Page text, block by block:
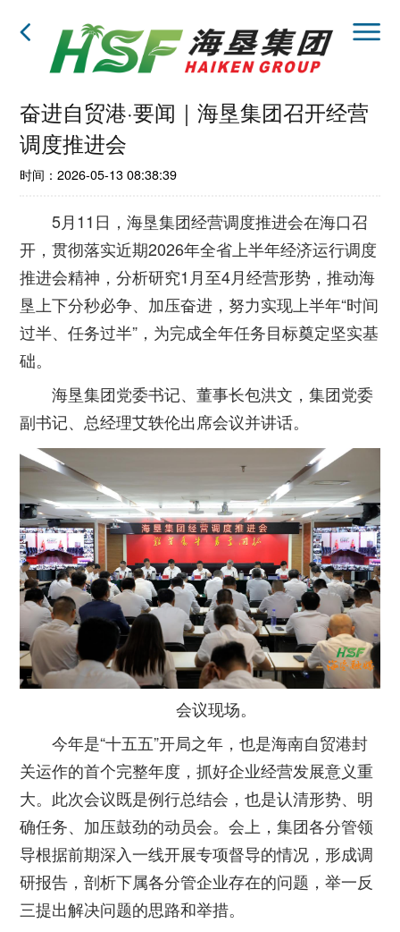
奋进自贸港·要闻｜海垦集团召开经营
调度推进会
时间：2026-05-13 08:38:39
5月11日，海垦集团经营调度推进会在海口召
开，贯彻落实近期2026年全省上半年经济运行调度
推进会精神，分析研究1月至4月经营形势，推动海
垦上下分秒必争、加压奋进，努力实现上半年“时间
过半、任务过半”，为完成全年任务目标奠定坚实基
础。
海垦集团党委书记、董事长包洪文，集团党委
副书记、总经理艾轶伦出席会议并讲话。
会议现场。
今年是“十五五”开局之年，也是海南自贸港封
关运作的首个完整年度，抓好企业经营发展意义重
大。此次会议既是例行总结会，也是认清形势、明
确任务、加压鼓劲的动员会。会上，集团各分管领
导根据前期深入一线开展专项督导的情况，形成调
研报告，剖析下属各分管企业存在的问题，举一反
三提出解决问题的思路和举措。